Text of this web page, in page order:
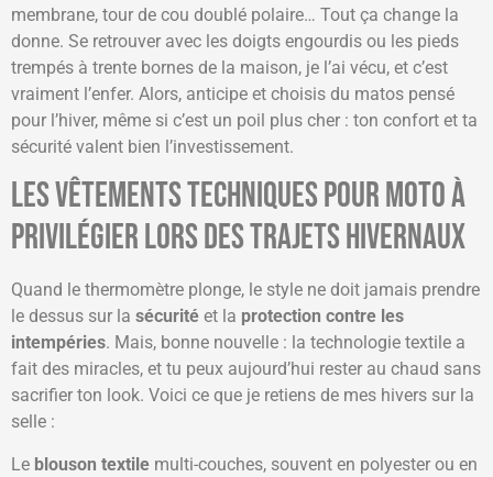
membrane, tour de cou doublé polaire… Tout ça change la
donne. Se retrouver avec les doigts engourdis ou les pieds
trempés à trente bornes de la maison, je l’ai vécu, et c’est
vraiment l’enfer. Alors, anticipe et choisis du matos pensé
pour l’hiver, même si c’est un poil plus cher : ton confort et ta
sécurité valent bien l’investissement.
Les vêtements techniques pour moto à
privilégier lors des trajets hivernaux
Quand le thermomètre plonge, le style ne doit jamais prendre
le dessus sur la sécurité et la protection contre les
intempéries. Mais, bonne nouvelle : la technologie textile a
fait des miracles, et tu peux aujourd’hui rester au chaud sans
sacrifier ton look. Voici ce que je retiens de mes hivers sur la
selle :
Le blouson textile multi-couches, souvent en polyester ou en